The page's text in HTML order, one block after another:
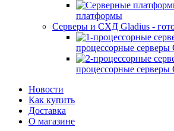
платформы
Серверы и СХД Gladius -
процессорные серверы
процессорные серверы
Новости
Как купить
Доставка
О магазине